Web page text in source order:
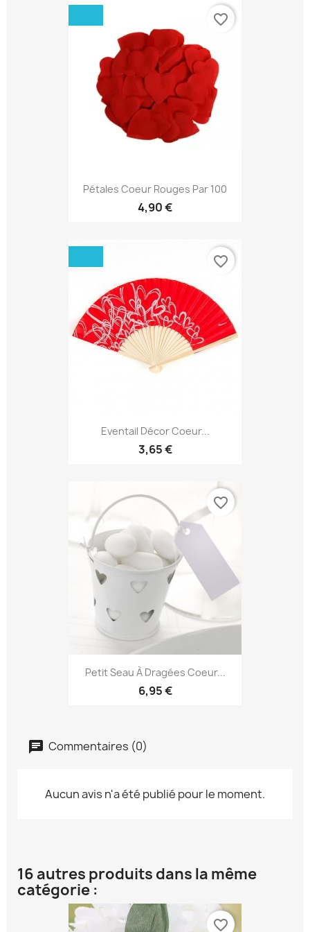
Pétales Coeur Rouges Par 100
4,90 €
favorite_border
Eventail Décor Coeur...
3,65 €
favorite_border
Petit Seau À Dragées Coeur...
6,95 €
favorite_border
Commentaires (0)
Aucun avis n'a été publié pour le moment.
16 autres produits dans la même
catégorie :
favorite_border